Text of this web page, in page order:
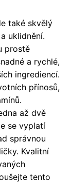
také skvělý
uklidnění.
prostě
a rychlé,
ingrediencí.
přínosů,
až dvě
se vyplatí
správnou
Kvalitní
tento